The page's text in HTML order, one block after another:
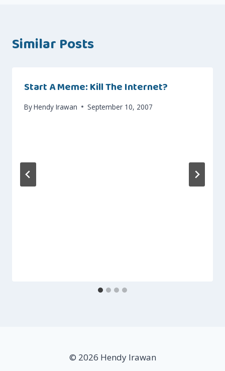
Similar Posts
Start A Meme: Kill The Internet?
ByHendy Irawan September 10, 2007
© 2026 Hendy Irawan